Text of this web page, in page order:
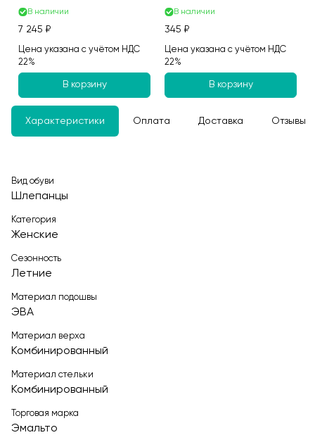
В наличии
7 245 ₽
Цена указана с учётом НДС
22%
В корзину
В наличии
345 ₽
Цена указана с учётом НДС
22%
В корзину
Характеристики Оплата Доставка Отзывы
Вид обуви
Шлепанцы
Категория
Женские
Сезонность
Летние
Материал подошвы
ЭВА
Материал верха
Комбинированный
Материал стельки
Комбинированный
Торговая марка
Эмальто